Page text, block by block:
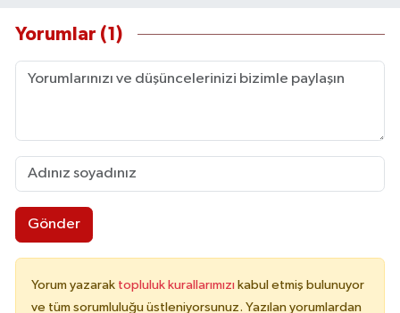
Yorumlar (1)
Gönder
Yorum yazarak topluluk kurallarımızı kabul etmiş bulunuyor
ve tüm sorumluluğu üstleniyorsunuz. Yazılan yorumlardan